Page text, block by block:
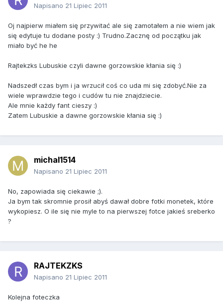
Napisano 21 Lipiec 2011
Oj najpierw miałem się przywitać ale się zamotałem a nie wiem jak
się edytuje tu dodane posty :) Trudno.Zacznę od początku jak
miało być he he
Rajtekzks Lubuskie czyli dawne gorzowskie kłania się :)
Nadszedł czas bym i ja wrzucił coś co uda mi się zdobyć.Nie za
wiele wprawdzie tego i cudów tu nie znajdziecie.
Ale mnie każdy fant cieszy :)
Zatem Lubuskie a dawne gorzowskie kłania się :)
michal1514
Napisano 21 Lipiec 2011
No, zapowiada się ciekawie ;).
Ja bym tak skromnie prosił abyś dawał dobre fotki monetek, które
wykopiesz. O ile się nie myle to na pierwszej fotce jakieś sreberko
?
RAJTEKZKS
Napisano 21 Lipiec 2011
Kolejna foteczka